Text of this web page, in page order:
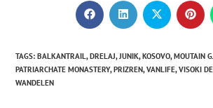
TAGS:BALKANTRAIL, DRELAJ, JUNIK, KOSOVO, MOUTAIN
PATRIARCHATE MONASTERY, PRIZREN, VANLIFE, VISOKI
WANDELEN